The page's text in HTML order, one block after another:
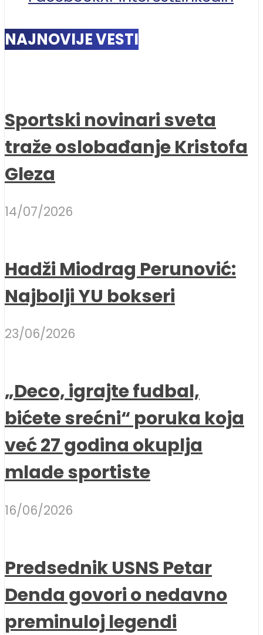
NAJNOVIJE VESTI
Sportski novinari sveta
traže oslobađanje Kristofa
Gleza
14/07/2026
Hadži Miodrag Perunović:
Najbolji YU bokseri
23/06/2026
„Deco, igrajte fudbal,
bićete srećni“ poruka koja
već 27 godina okuplja
mlade sportiste
16/06/2026
Predsednik USNS Petar
Denda govori o nedavno
preminuloj legendi